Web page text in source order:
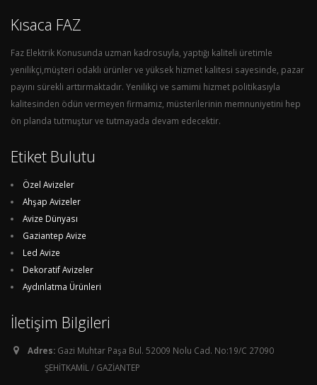
Kısaca FAZ
Faz Elektrik Konusunda uzman kadrosuyla, yaptığı kaliteli üretimle
yenilikçi,müşteri odaklı ürünler ve yüksek hizmet kalitesi sayesinde, pazar
payını sürekli arttırmaktadır. Yenilikçi ve samimi hizmet politikasıyla
kalitesinden ödün vermeyen firmamız, müsterilerinin memnuniyetini hep
ön planda tutmuştur ve tutmayada devam edecektir.
Etiket Bulutu
Özel Avizeler
Ahşap Avizeler
Avize Dünyası
Gaziantep Avize
Led Avize
Dekoratif Avizeler
Aydınlatma Ürünleri
İletişim Bilgileri
Adres: Gazi Muhtar Paşa Bul. 52009 Nolu Cad. No:19/C 27090
ŞEHİTKAMİL / GAZİANTEP